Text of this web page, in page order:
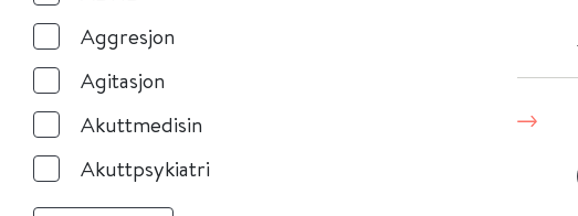
Aggresjon
Agitasjon
Akuttmedisin
Akuttpsykiatri